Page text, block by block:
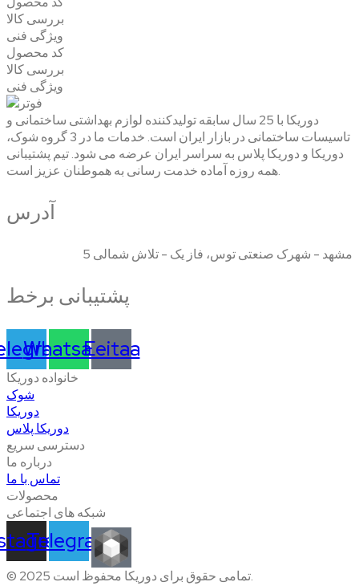
بررسی کالا
ویژگی فنی
کد محصول
بررسی کالا
ویژگی فنی
دوریکا با 25 سال سابقه تولیدکننده لوازم بهداشتی ساختمانی و
تاسیسات ساختمانی در بازار ایران است. خدمات ما در 3 گروه شوک،
دوریکا و دوریکا پلاس به سراسر ایران عرضه می شود. تیم پشتیبانی
همه روزه آماده خدمت رسانی به هموطنان عزیز است.
آدرس
مشهد - شهرک صنعتی توس، فاز یک - تلاش شمالی 5
پشتیبانی برخط
Whatsapp
Eeitaa
خانواده دوریکا
شوک
دوریکا
دوریکا پلاس
دسترسی سریع
درباره ما
تماس با ما
محصولات
شبکه های اجتماعی
Telegram
© 2025 تمامی حقوق برای دوریکا محفوظ است.